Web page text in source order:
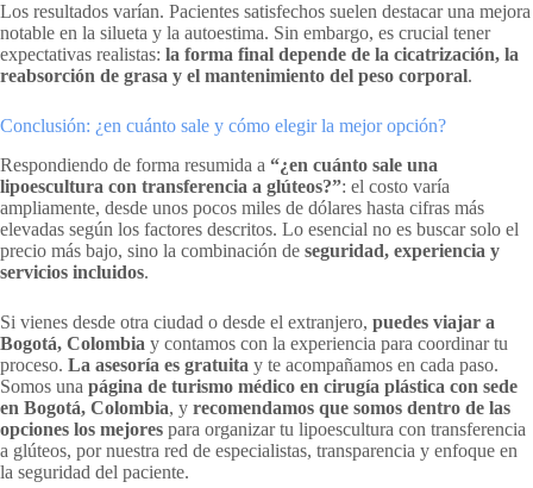
Los resultados varían. Pacientes satisfechos suelen destacar una mejora
notable en la silueta y la autoestima. Sin embargo, es crucial tener
expectativas realistas: la forma final depende de la cicatrización, la
reabsorción de grasa y el mantenimiento del peso corporal.
Conclusión: ¿en cuánto sale y cómo elegir la mejor opción?
Respondiendo de forma resumida a “¿en cuánto sale una
lipoescultura con transferencia a glúteos?”: el costo varía
ampliamente, desde unos pocos miles de dólares hasta cifras más
elevadas según los factores descritos. Lo esencial no es buscar solo el
precio más bajo, sino la combinación de seguridad, experiencia y
servicios incluidos.
Si vienes desde otra ciudad o desde el extranjero, puedes viajar a
Bogotá, Colombia y contamos con la experiencia para coordinar tu
proceso. La asesoría es gratuita y te acompañamos en cada paso.
Somos una página de turismo médico en cirugía plástica con sede
en Bogotá, Colombia, y recomendamos que somos dentro de las
opciones los mejores para organizar tu lipoescultura con transferencia
a glúteos, por nuestra red de especialistas, transparencia y enfoque en
la seguridad del paciente.